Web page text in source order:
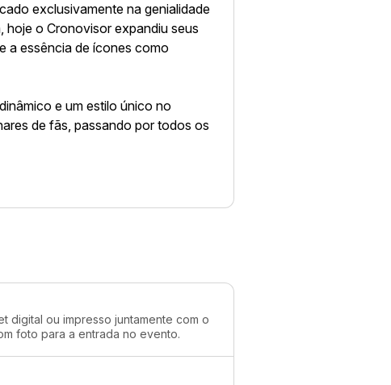
exclusivamente na genialidade
hoje o Cronovisor expandiu seus
a essência de ícones como
e um estilo único no
de fãs, passando por todos os
digital ou impresso juntamente com o
foto para a entrada no evento.